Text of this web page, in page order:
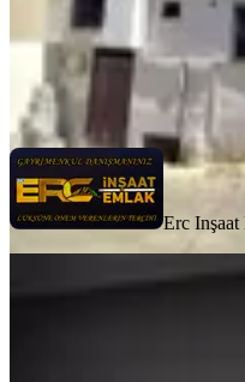
Erc Inşaat Emlak Kahraman
Ara
Erc Inşaat
Düştüü